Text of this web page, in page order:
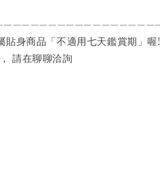
貼身商品「不適用七天鑑賞期」喔
請在聊聊洽詢